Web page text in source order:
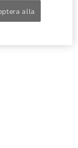
alla